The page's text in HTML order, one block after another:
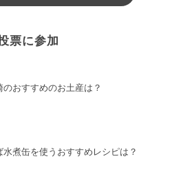
票に参加
のおすすめのお土産は？
水煮缶を使うおすすめレシピは？